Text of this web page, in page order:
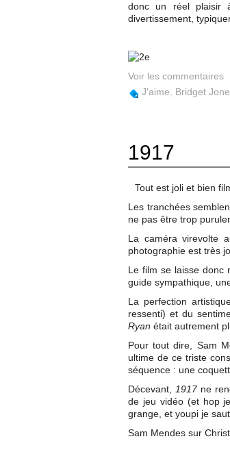
donc un réel plaisir
divertissement,
Voir les commentaires
J'aime
Bridget
1917
Tout est joli et bien
Les tranchées
ne pas être trop
La caméra virevolte
photographie est très
Le film se laisse donc
guide sympathique,
La perfection
ressenti) et du
Ryan était autrement
Pour tout dire, Sam
ultime de ce triste
séquence : une
Décevant,
1917ne
de jeu vidéo (et hop
grange, et youpi je
Sam Mendes sur